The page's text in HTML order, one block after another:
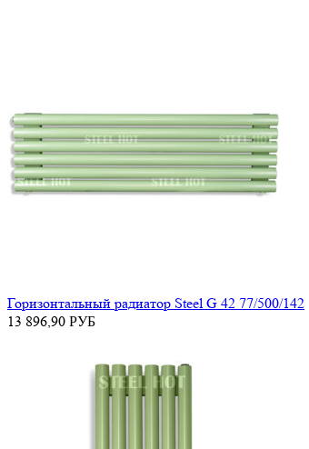
Горизонтальный радиатор Steel G 42 77/500/142
13 896,90 РУБ